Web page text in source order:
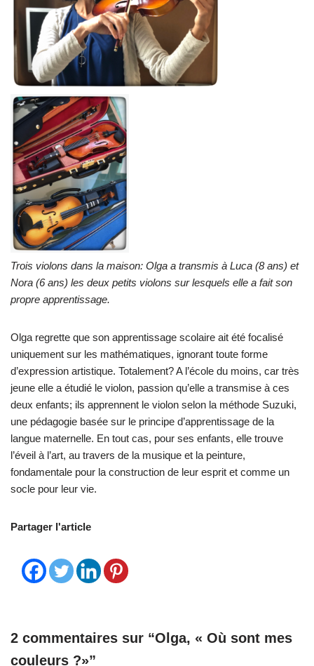
Trois violons dans la maison: Olga a transmis à Luca (8 ans) et
Nora (6 ans) les deux petits violons sur lesquels elle a fait son
propre apprentissage.
Olga regrette que son apprentissage scolaire ait été focalisé
uniquement sur les mathématiques, ignorant toute forme
d’expression artistique. Totalement? A l’école du moins, car très
jeune elle a étudié le violon, passion qu’elle a transmise à ces
deux enfants; ils apprennent le violon selon la méthode Suzuki,
une pédagogie basée sur le principe d’apprentissage de la
langue maternelle. En tout cas, pour ses enfants, elle trouve
l’éveil à l’art, au travers de la musique et la peinture,
fondamentale pour la construction de leur esprit et comme un
socle pour leur vie.
Partager l'article
2 commentaires sur “Olga, « Où sont mes
couleurs ?»”